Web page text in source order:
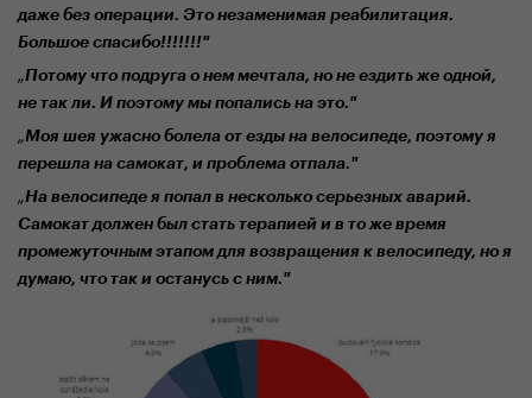
даже без операции. Это незаменимая реабилитация.
Большое спасибо!!!!!!!"
„Потому что подруга о нем мечтала, но не ездить же одной,
не так ли. И поэтому мы попались на это."
„Моя шея ужасно болела от езды на велосипеде, поэтому я
перешла на самокат, и проблема отпала."
„На велосипеде я попал в несколько серьезных аварий.
Самокат должен был стать терапией и в то же время
промежуточным этапом для возвращения к велосипеду, но я
думаю, что так и останусь с ним."